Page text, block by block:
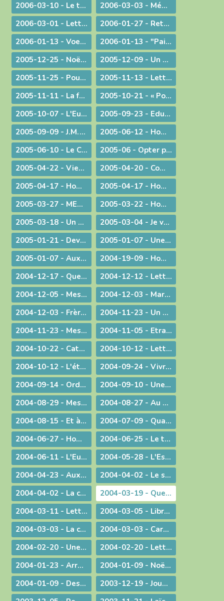
2006-03-10 - Le trésor de la foi
2006-03-03 - Méditation sur l'Evangile du 4° dimanche de Carême 2006
2006-03-01 - Lettre aux prêtres et aux diacres
2006-01-27 - Retour aux origines
2006-01-13 - Voeux... pour aujourd'hui
2006-01-13 - "Paix sur la terre !"
2005-12-25 - Noël : la nouveauté chrétienne
2005-12-09 - Un modèle de persévérance dans l'élaboration d'une loi
2005-11-25 - Pour une laïcité constructive
2005-11-13 - Lettre aux prêtres et aux diacres
2005-11-11 - La faiblesse au service d'une cause
2005-10-21 - « Pour de nouveaux modes de vie ! »
2005-10-07 - L'Eucharistie, source de la transformation des cœurs et du monde
2005-09-23 - Eduquer
2005-09-09 - J.M.J. du souvenir à l'avenir !
2005-06-12 - Homélie pour des ordinations diaconales
2005-06-10 - Le Curé d'Ars chez le Pape !
2005-06 - Opter pour l'avenir
2005-04-22 - Viens Esprit-Saint !
2005-04-20 - Communiqué à l'occasion de l'élection du Pape Benoît XVI
2005-04-17 - Homélie pour la journée des vocations
2005-04-17 - Homélie pour la journée des vocations
2005-03-27 - MESSAGE PASCAL 2005 : Marcher avec nos jambes !
2005-03-22 - Homélie pour la messe chrismale
2005-03-18 - Un degré de plus !
2005-03-04 - Je vais devenir plus pratiquant
2005-01-21 - Devant l'absurde
2005-01-07 - Une conscience planétaire
2005-01-07 - Aux portes du bonheur !
2004-19-09 - Homélie pour la Messe retransmise par la télévision depuis l'abbatiale d'Ambronay
2004-12-17 - Quelle Famille ?
2004-12-12 - Lettre aux prêtres
2004-12-05 - Message lors de la Messe d'au revoir à St-Didier-sur-Chalaronne
2004-12-03 - Marie, le premier tabernacle de l'histoire
2004-12-03 - Frère Gabriel Taborin, à l'école de la Sainte Famille
2004-11-23 - Un peu d'air frais !
2004-11-23 - Message lors du coup d'envoi pour les JMJ !
2004-11-05 - Etranges, surprenantes Béatitudes
2004-10-22 - Catécoeur ! Jésus est mon trésor
2004-10-12 - Lettre aux prêtres
2004-10-12 - L'étrange pouvoir du clown
2004-09-24 - Vivre en Eglise
2004-09-14 - Ordination sacerdotale à la Chartreuse de Portes
2004-09-10 - Une année eucharistique, 2005
2004-08-29 - Message aux catholiques de Bourg et des environs
2004-08-27 - Au seuil de la nouvelle année pastorale
2004-08-15 - Et à l'heure de notre mort
2004-07-09 - Quand Dieu est reconduit à la frontière
2004-06-27 - Homélie pour les ordinations
2004-06-25 - Le temps des changements
2004-06-11 - L'Eucharistie dans le réalisme de sa célébration
2004-05-28 - L'Esprit de Vérité, "que le Père enverra en mon nom"
2004-04-23 - Aux heures d'incertitude : une figure de sainteté sacerdotale
2004-04-02 - Le sérieux de l'existence humaine
2004-04-02 - La charité ne se sous-traite pas
2004-03-19 - Quel avenir pour le monde ?
2004-03-11 - Lettre au Cardinal Rouco Varela, archevêque de Madrid, après les attentats du 11 mars 2004
2004-03-05 - Libre méditation sur le récit des tentations du Christ
2004-03-03 - La conversion est possible
2004-03-03 - Carême : Lettre pastorale & Courrier aux prêtres du diocèse
2004-02-20 - Une visite pas comme les autres !
2004-02-20 - Lettre de l'évêque de Belley-Ars aux prêtres du diocèse
2004-01-23 - Arrêt sur image
2004-01-09 - Noël ! "un" Sauveur ou "LE" Sauveur
2004-01-09 - Des voeux de nouvel an tirés de l'actualité
2003-12-19 - Jouez hautbois, résonnez musettes !